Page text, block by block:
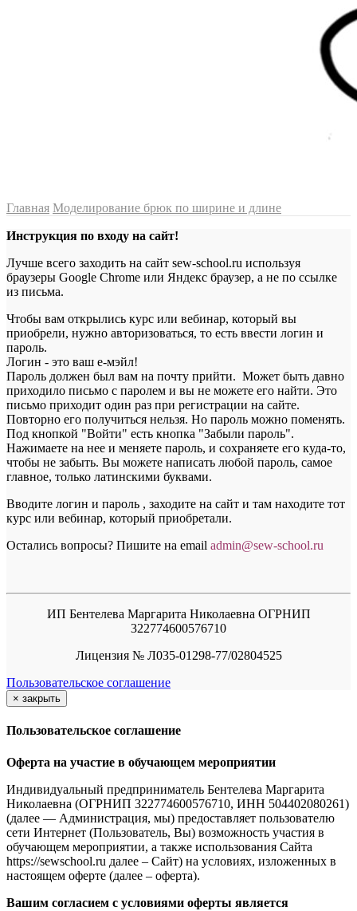
Главная Моделирование брюк по ширине и длине
Инструкция по входу на сайт!
Лучше всего заходить на сайт sew-school.ru используя
браузеры Google Chrome или Яндекс браузер, а не по ссылке
из письма.
Чтобы вам открылись курс или вебинар, который вы
приобрели, нужно авторизоваться, то есть ввести логин и
пароль.
Логин - это ваш е-мэйл!
Пароль должен был вам на почту прийти. Может быть давно
приходило письмо с паролем и вы не можете его найти. Это
письмо приходит один раз при регистрации на сайте.
Повторно его получиться нельзя. Но пароль можно поменять.
Под кнопкой "Войти" есть кнопка "Забыли пароль".
Нажимаете на нее и меняете пароль, и сохраняете его куда-то,
чтобы не забыть. Вы можете написать любой пароль, самое
главное, только латинскими буквами.
Вводите логин и пароль , заходите на сайт и там находите тот
курс или вебинар, который приобретали.
Остались вопросы? Пишите на email admin@sew-school.ru
ИП Бентелева Маргарита Николаевна ОГРНИП
322774600576710
Лицензия № Л035-01298-77/02804525
Пользовательское соглашение
× закрыть
Пользовательское соглашение
Оферта на участие в обучающем мероприятии
Индивидуальный предприниматель Бентелева Маргарита
Николаевна (ОГРНИП 322774600576710, ИНН 504402080261)
(далее — Администрация, мы) предоставляет пользователю
сети Интернет (Пользователь, Вы) возможность участия в
обучающем мероприятии, а также использования Сайта
https://sewschool.ru далее – Сайт) на условиях, изложенных в
настоящем оферте (далее – оферта).
Вашим согласием с условиями оферты является